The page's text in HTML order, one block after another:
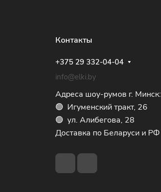
Контакты
+375 29 332-04-04
info@elki.by
Адреса шоу-румов г. Минск:
🟢 Игуменский тракт, 26
🟢 ул. Алибегова, 28
Доставка по Беларуси и РФ